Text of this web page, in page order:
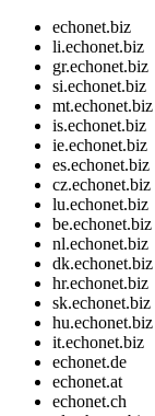
echonet.biz
li.echonet.biz
gr.echonet.biz
si.echonet.biz
mt.echonet.biz
is.echonet.biz
ie.echonet.biz
es.echonet.biz
cz.echonet.biz
lu.echonet.biz
be.echonet.biz
nl.echonet.biz
dk.echonet.biz
hr.echonet.biz
sk.echonet.biz
hu.echonet.biz
it.echonet.biz
echonet.de
echonet.at
echonet.ch